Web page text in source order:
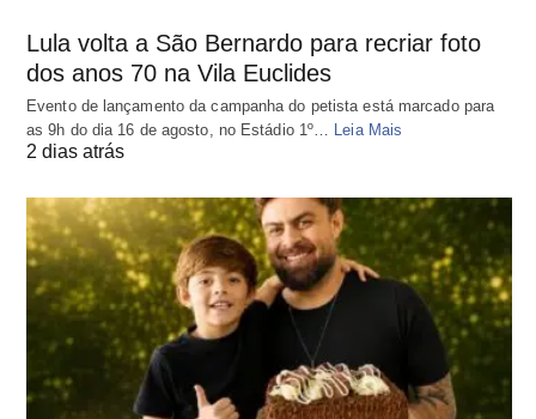
Lula volta a São Bernardo para recriar foto
dos anos 70 na Vila Euclides
Evento de lançamento da campanha do petista está marcado para
as 9h do dia 16 de agosto, no Estádio 1º…
Leia Mais
2 dias atrás